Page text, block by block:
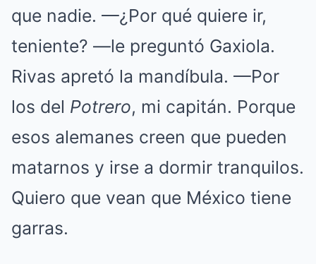
que nadie. —¿Por qué quiere ir,
teniente? —le preguntó Gaxiola.
Rivas apretó la mandíbula. —Por
los del Potrero, mi capitán. Porque
esos alemanes creen que pueden
matarnos y irse a dormir tranquilos.
Quiero que vean que México tiene
garras.